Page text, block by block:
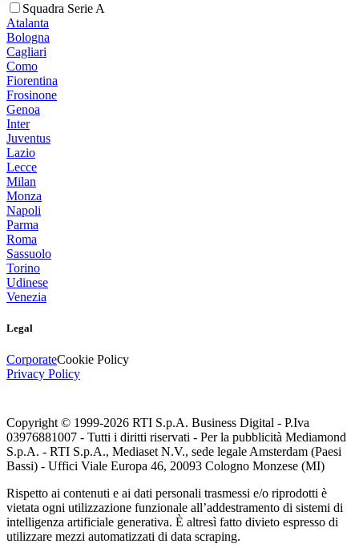
Squadra Serie A
Atalanta
Bologna
Cagliari
Como
Fiorentina
Frosinone
Genoa
Inter
Juventus
Lazio
Lecce
Milan
Monza
Napoli
Parma
Roma
Sassuolo
Torino
Udinese
Venezia
Legal
CorporateCookie Policy
Privacy Policy
Copyright © 1999-2026 RTI S.p.A. Business Digital - P.Iva
03976881007 - Tutti i diritti riservati - Per la pubblicità Mediamond
S.p.A. - RTI S.p.A., Mediaset N.V., sede legale Amsterdam (Paesi
Bassi) - Uffici Viale Europa 46, 20093 Cologno Monzese (MI)
Rispetto ai contenuti e ai dati personali trasmessi e/o riprodotti è
vietata ogni utilizzazione funzionale all’addestramento di sistemi di
intelligenza artificiale generativa. È altresì fatto divieto espresso di
utilizzare mezzi automatizzati di data scraping.